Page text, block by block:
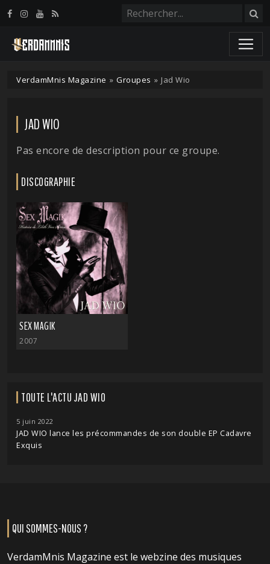
VerdamMnis Magazine » Groupes » Jad Wio
JAD WIO
Pas encore de description pour ce groupe.
DISCOGRAPHIE
SEX MAGIK
2007
TOUTE L'ACTU JAD WIO
5 juin 2022
JAD WIO lance les précommandes de son double EP Cadavre
Exquis
QUI SOMMES-NOUS ?
VerdamMnis Magazine est le webzine des musiques
Panneau de gestion des cookies